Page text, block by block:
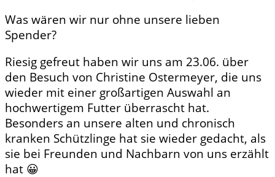
Was wären wir nur ohne unsere lieben
Spender?
Riesig gefreut haben wir uns am 23.06. über
den Besuch von Christine Ostermeyer, die uns
wieder mit einer großartigen Auswahl an
hochwertigem Futter überrascht hat.
Besonders an unsere alten und chronisch
kranken Schützlinge hat sie wieder gedacht, als
sie bei Freunden und Nachbarn von uns erzählt
hat 😀